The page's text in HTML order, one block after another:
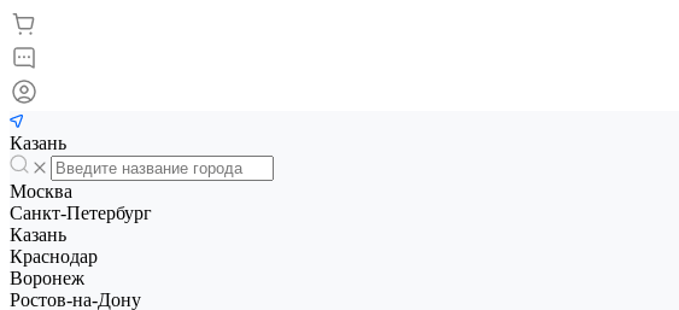
Казань
Москва
Санкт-Петербург
Казань
Краснодар
Воронеж
Ростов-на-Дону